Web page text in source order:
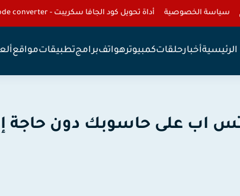
سياسة الخصوصية أداة تحويل كود الجافا سكريبت - JavaScript code converter
الرئيسيةأخبارحلقاتكمبيوترهواتفبرامجتطبيقاتمواقع
اب على حاسوبك دون حاجة